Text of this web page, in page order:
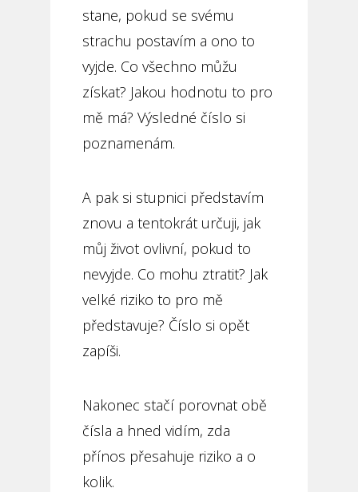
stane, pokud se svému
strachu postavím a ono to
vyjde. Co všechno můžu
získat? Jakou hodnotu to pro
mě má? Výsledné číslo si
poznamenám.
A pak si stupnici představím
znovu a tentokrát určuji, jak
můj život ovlivní, pokud to
nevyjde. Co mohu ztratit? Jak
velké riziko to pro mě
představuje? Číslo si opět
zapíši.
Nakonec stačí porovnat obě
čísla a hned vidím, zda
přínos přesahuje riziko a o
kolik.